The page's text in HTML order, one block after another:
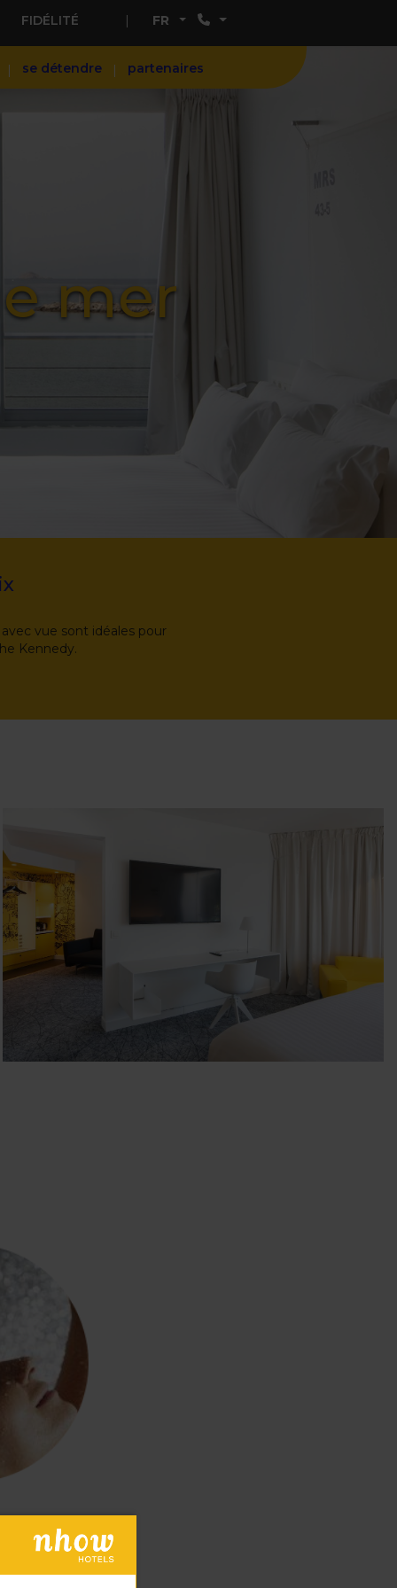
FIDÉLITÉ FR
se détendre partenaires
mer
vue sont idéales pour
Kennedy.
pluie